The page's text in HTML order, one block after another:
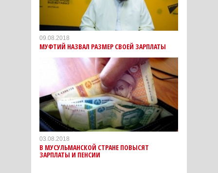
09.08.2018
МУФТИЙ НАЗВАЛ РАЗМЕР СВОЕЙ ЗАРПЛАТЫ
03.08.2018
В МУСУЛЬМАНСКОЙ СТРАНЕ ПОВЫСЯТ
ЗАРПЛАТЫ И ПЕНСИИ